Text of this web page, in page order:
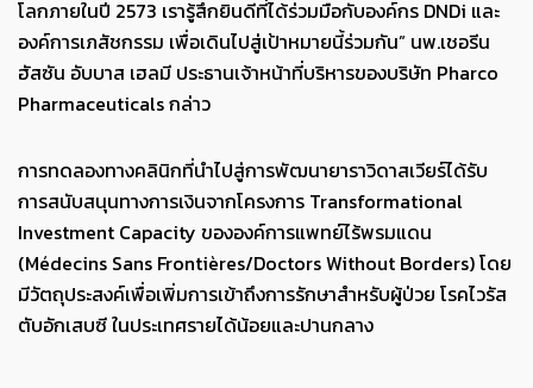
โลกภายในปี 2573 เรารู้สึกยินดีที่ได้ร่วมมือกับองค์กร DNDi และ
องค์การเภสัชกรรม เพื่อเดินไปสู่เป้าหมายนี้ร่วมกัน” นพ.เชอรีน
ฮัสซัน อับบาส เฮลมี ประธานเจ้าหน้าที่บริหารของบริษัท Pharco
Pharmaceuticals กล่าว
การทดลองทางคลินิกที่นำไปสู่การพัฒนายาราวิดาสเวียร์ได้รับ
การสนับสนุนทางการเงินจากโครงการ Transformational
Investment Capacity ขององค์การแพทย์ไร้พรมแดน
(Médecins Sans Frontières/Doctors Without Borders) โดย
มีวัตถุประสงค์เพื่อเพิ่มการเข้าถึงการรักษาสำหรับผู้ป่วย โรคไวรัส
ตับอักเสบซี ในประเทศรายได้น้อยและปานกลาง